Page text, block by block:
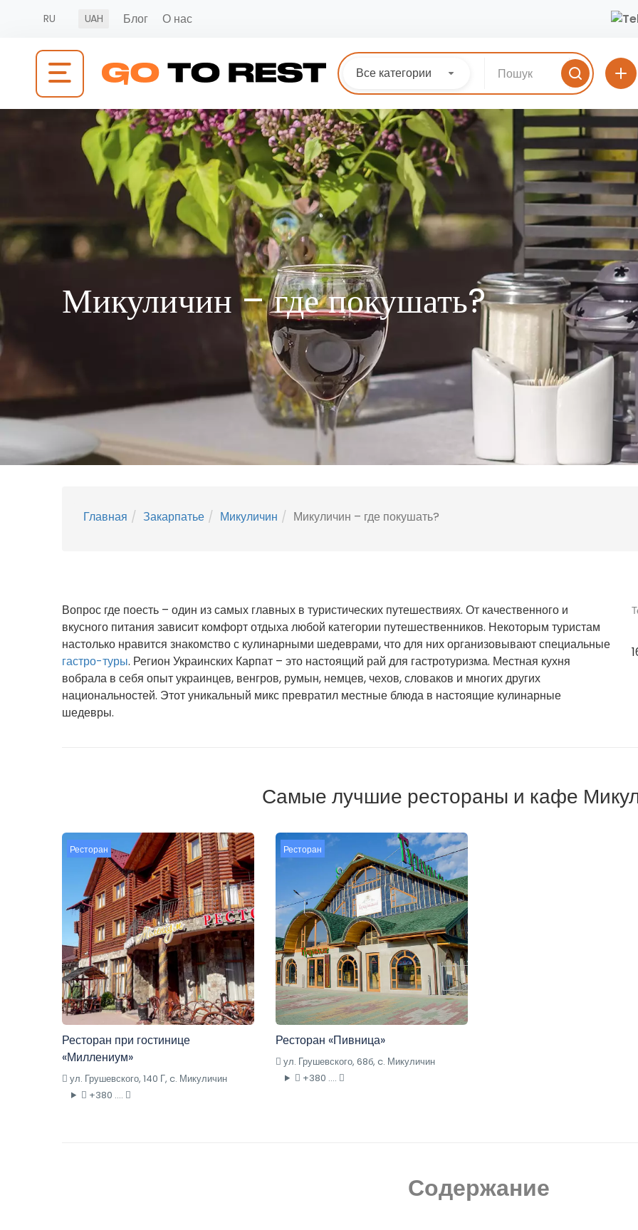
RU UAH Блог О нас
Все категории
Микуличин – где покушать?
Главная Закарпатье Микуличин Микуличин – где покушать?
Вопрос где поесть – один из самых главных в туристических путешествиях. От качественного и
вкусного питания зависит комфорт отдыха любой категории путешественников. Некоторым туристам
настолько нравится знакомство с кулинарными шедеврами, что для них организовывают специальные
гастро-туры. Регион Украинских Карпат – это настоящий рай для гастротуризма. Местная кухня
вобрала в себя опыт украинцев, венгров, румын, немцев, чехов, словаков и многих других
национальностей. Этот уникальный микс превратил местные блюда в настоящие кулинарные
шедевры.
Самые лучшие рестораны и кафе
Ресторан
Ресторан при гостинице
«Миллениум»
ул. Грушевского, 140 Г, c. Микуличин
+380 ....
Ресторан
Ресторан «Пивница»
ул. Грушевского, 68б, c. Микуличин
+380 ....
Содержание